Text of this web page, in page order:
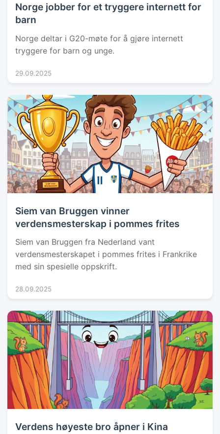
Norge jobber for et tryggere internett for
barn
Norge deltar i G20-møte for å gjøre internett
tryggere for barn og unge.
29.09.2025
Siem van Bruggen vinner
verdensmesterskap i pommes frites
Siem van Bruggen fra Nederland vant
verdensmesterskapet i pommes frites i Frankrike
med sin spesielle oppskrift.
28.09.2025
Verdens høyeste bro åpner i Kina